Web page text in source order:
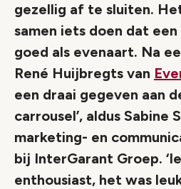
gezellig af te sluiten.
samen iets doen dat
goed als evenaart. Na
René Huijbregts van
een draai gegeven aan
carrousel’, aldus Sabine
marketing- en
bij InterGarant Groep.
enthousiast, het was